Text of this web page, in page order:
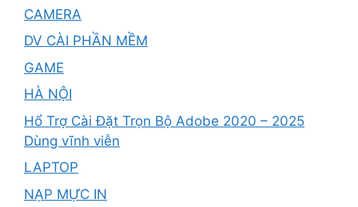
CAMERA
DV CÀI PHẦN MỀM
GAME
HÀ NỘI
Hổ Trợ Cài Đặt Trọn Bộ Adobe 2020 – 2025
Dùng vĩnh viễn
LAPTOP
NẠP MỰC IN